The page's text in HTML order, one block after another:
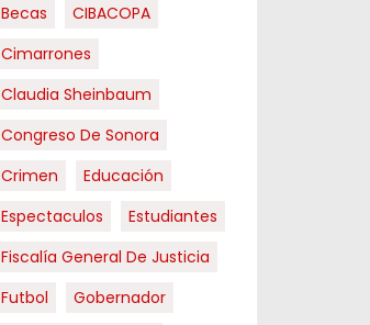
Becas
CIBACOPA
Cimarrones
Claudia Sheinbaum
Congreso De Sonora
Crimen
Educación
Espectaculos
Estudiantes
Fiscalía General De Justicia
Futbol
Gobernador